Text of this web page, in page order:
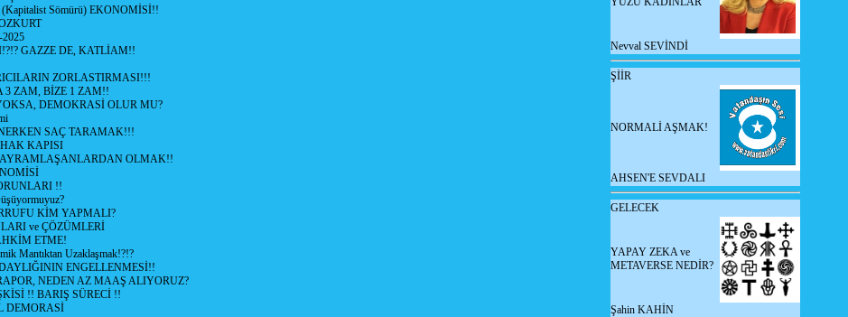
Sömürü) EKONOMİSİ!!
GAZZE DE, KATLİAM!!
ZORLASTIRMASI!!!
3 ZAM, BİZE 1 ZAM!!
DEMOKRASİ OLUR MU?
SAÇ TARAMAK!!!
KAPISI
OLMAK!!
!!
KİM YAPMALI?
ve ÇÖZÜMLERİ
ETME!
Mantıktan Uzaklaşmak!?!?
ENGELLENMESİ!!
NEDEN AZ MAAŞ ALIYORUZ?
!! BARIŞ SÜRECİ !!
DEMORASİ
Nevval SEVİNDİ
ŞİİR
NORMALİ AŞMAK!
AHSEN'E SEVDALI
GELECEK
YAPAY ZEKA ve
METAVERSE NEDİR?
Şahin KAHİN